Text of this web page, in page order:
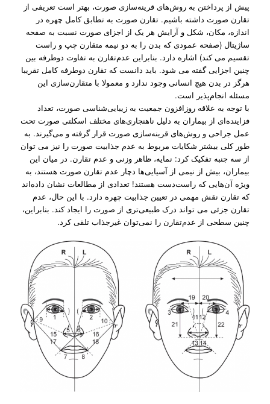
پیش از پرداختن به روش‌های قرینه‌سازی صورت، بهتر است تعریفی از
تقارن صورت داشته باشیم. تقارن صورت به تطابق کامل چهره در
اندازه، مکان، شکل و آرایش هر یک از اجزای صورت نسبت به صفحه
ساژیتال (صفحه عمودی که بدن را به دو نیمه متقارن چپ و راست
تقسیم می کند) اشاره دارد. بنابراین عدم‌تقارن به تفاوت دوطرفه بین
چنین اجزایی گفته می شود. باید دانست که تقارن دوطرفه کامل تقریبا
هرگز در بدن هیچ انسانی وجود ندارد و معمولا با متقارن‌سازی این
مسئله انجام‌پذیر است.
با توجه به علاقه روزافزون جمعیت به زیبایی‌شناسی صورت، تعداد
فزاینده‌ای از بیماران به دلیل ناهنجاری‌های مختلف اسکلتی صورت تحت
عمل جراحی و روش‌های قرینه‌سازی صورت قرار گرفته و می‌گیرند. به
طور کلی بیشتر شکایات مربوط به عدم جذابیت صورت را نیز می توان
از سه جنبه تفکیک کرد: نمایه، ظاهر وزنی و عدم تقارن. در میان این
بیماران، بیش از نیمی از آسیایی‌ها دچار عدم تقارن صورت هستند، به‌
ویژه آن‌هایی که راست‌دست هستند! تعدادی از مطالعات نشان داده‌اند
که تقارن نقش مهمی در تعیین جذابیت چهره دارد. با این حال، عدم
تقارن جزئی می تواند درک طبیعی‌تری از صورت را ایجاد کند. بنابراین،
چنین سطحی از عدم‌تقارن را نمی‌توان غیرجذاب تلقی کرد.